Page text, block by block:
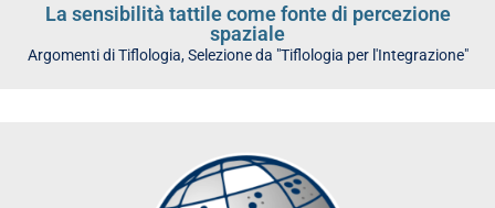
La sensibilità tattile come fonte di percezione
spaziale
Argomenti di Tiflologia,Selezione da "Tiflologia per l'Integrazione"